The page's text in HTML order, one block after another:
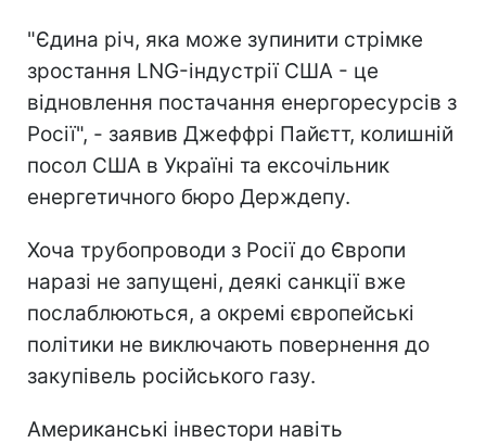
"Єдина річ, яка може зупинити стрімке
зростання LNG-індустрії США - це
відновлення постачання енергоресурсів з
Росії", - заявив Джеффрі Пайєтт, колишній
посол США в Україні та ексочільник
енергетичного бюро Держдепу.
Хоча трубопроводи з Росії до Європи
наразі не запущені, деякі санкції вже
послаблюються, а окремі європейські
політики не виключають повернення до
закупівель російського газу.
Американські інвестори навіть